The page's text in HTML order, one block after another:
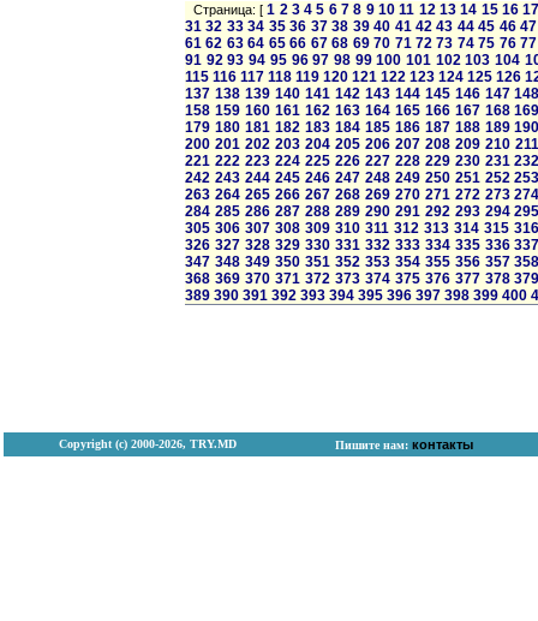
Страница: [1 2 3 4 5 6 7 8 9 10 11 12 13 14 15 16
31 32 33 34 35 36 37 38 39 40 41 42 43 44 45 46 47
61 62 63 64 65 66 67 68 69 70 71 72 73 74 75 76 77
91 92 93 94 95 96 97 98 99 100 101 102 103 104
115 116 117 118 119 120 121 122 123 124 125 126
137 138 139 140 141 142 143 144 145 146 147
158 159 160 161 162 163 164 165 166 167 168
179 180 181 182 183 184 185 186 187 188 189
200 201 202 203 204 205 206 207 208 209 210 211
221 222 223 224 225 226 227 228 229 230 231
242 243 244 245 246 247 248 249 250 251 252
263 264 265 266 267 268 269 270 271 272 273
284 285 286 287 288 289 290 291 292 293 294
305 306 307 308 309 310 311 312 313 314 315 316
326 327 328 329 330 331 332 333 334 335 336
347 348 349 350 351 352 353 354 355 356 357
368 369 370 371 372 373 374 375 376 377 378
389 390 391 392 393 394 395 396 397 398 399 400
Copyright (с) 2000-2026, TRY.MD Пишите нам: контакты